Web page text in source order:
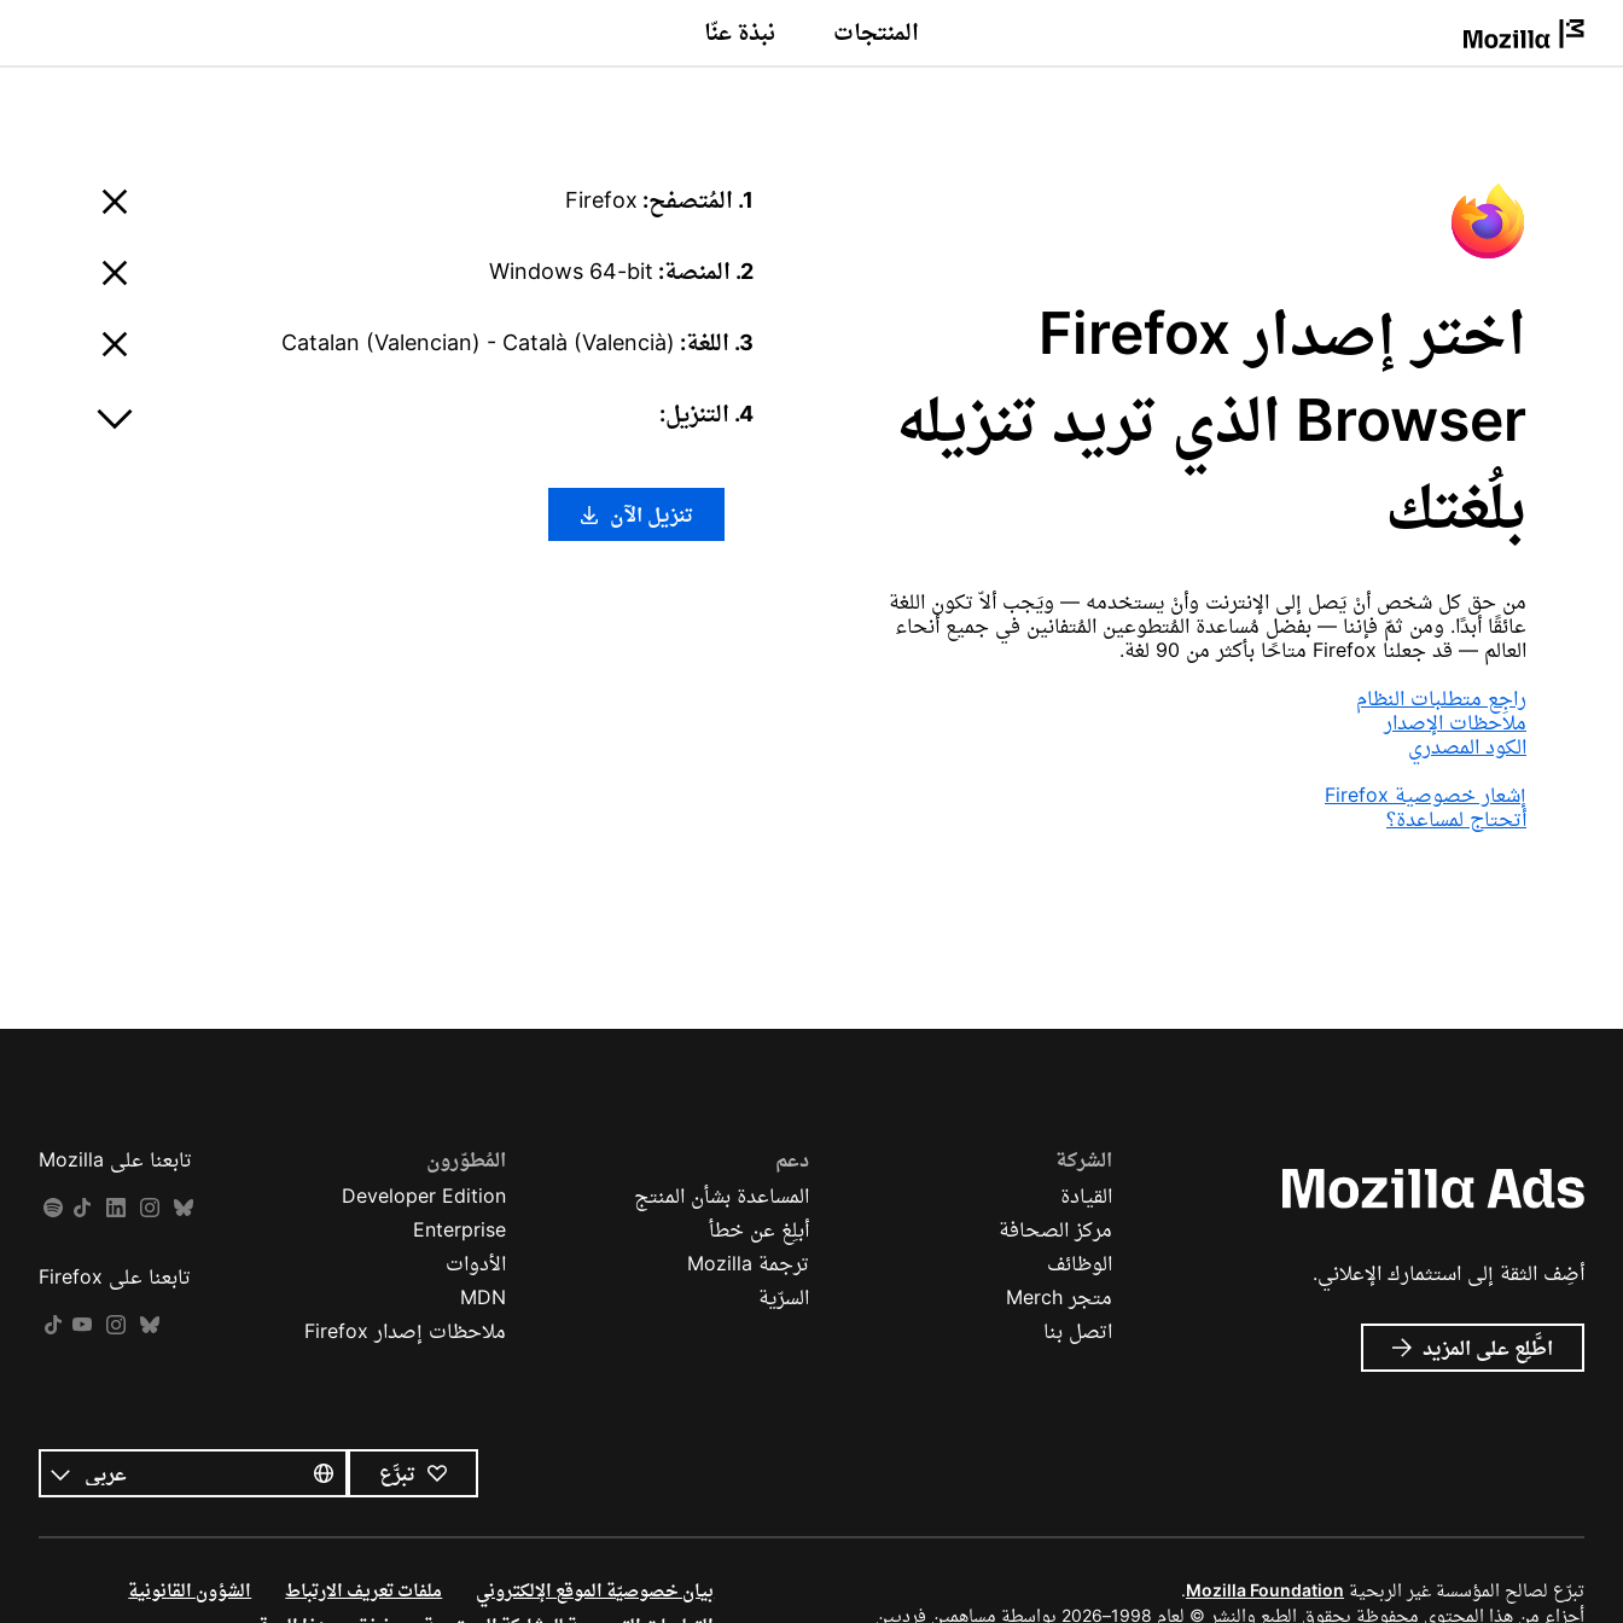
المنتجات نبذة عنّا
اختر إصدار Firefox
Browser الذي تريد تنزيله
بلُغتك
من حق كل شخص أنْ يَصل إلى الإنترنت وأنْ يستخدمه — ويَجب ألاّ تكون اللغة
عائقًا أبدًا. ومن ثمّ فإننا — بفضل مُساعدة المُتطوعين المُتفانين في جميع أنحاء
العالم — قد جعلنا Firefox متاحًا بأكثر من 90 لغة.
راجِع متطلبات النظام
ملاحظات الإصدار
الكود المصدري
إشعار خصوصية Firefox
أتحتاج لمساعدة؟
1. المُتصفح: Firefox
2. المنصة: Windows 64-bit
3. اللغة: Catalan (Valencian) - Català (Valencià)
4. التنزيل:
تنزيل الآن
أضِف الثقة إلى استثمارك الإعلاني.
اطَّلِع على المزيد عن
إعلانات
الشركة
القيادة
مركز الصحافة
الوظائف
متجر Merch
اتصل بنا
دعم
المساعدة بشأن المنتج
أبلِغ عن خطأ
ترجمة Mozilla
السرّية
المُطوّرون
Developer Edition
Enterprise
الأدوات
MDN
ملاحظات إصدار Firefox
تابعنا على Mozilla
تابعنا على Firefox
تبرَّع
اللغات
اللغة
تبرّع لصالح المؤسسة غير الربحية Mozilla Foundation
.
أجزاء من هذا المحتوى محفوظة بحقوق الطبع والنشر © لعام 1998–2026 بواسطة مساهمين فرديين
بيان خصوصيّة الموقع الإلكتروني ملفات تعريف الارتباط
الشؤون القانونية